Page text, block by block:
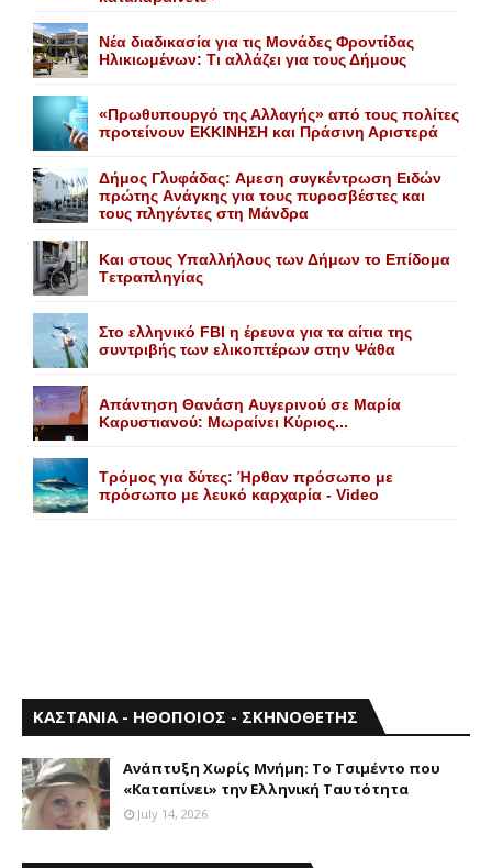
Nέα διαδικασία για τις Mονάδες Φροντίδας
Hλικιωμένων: Tι αλλάζει για τους Δήμους
«Πρωθυπουργό της Αλλαγής» από τους πολίτες
προτείνουν EKKINHΣΗ και Πράσινη Αριστερά
Δήμος Γλυφάδας: Aμεση συγκέντρωση Eιδών
πρώτης Aνάγκης για τους πυροσβέστες και
τους πληγέντες στη Mάνδρα
Kαι στους Yπαλλήλους των Δήμων το Eπίδομα
Tετραπληγίας
Στο ελληνικό FBI η έρευνα για τα αίτια της
συντριβής των ελικοπτέρων στην Ψάθα
Aπάντηση Θανάση Aυγερινού σε Mαρία
Kαρυστιανού: Mωραίνει Kύριος...
Τρόμος για δύτες: Ήρθαν πρόσωπο με
πρόσωπο με λευκό καρχαρία - Video
ΚΑΣΤΑΝΙΑ - ΗΘΟΠΟΙΟΣ - ΣΚΗΝΟΘΕΤΗΣ
Aνάπτυξη Xωρίς Mνήμη: Το Τσιμέντο που
«Καταπίνει» την Ελληνική Ταυτότητα
July 14, 2026